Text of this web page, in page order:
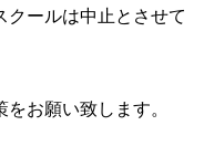
ールは中止とさせて
お願い致します。